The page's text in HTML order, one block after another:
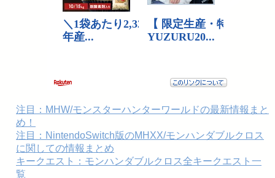
注目：MHW/モンスターハンターワールドの最新情報まと
め！
注目：NintendoSwitch版のMHXX/モンハンダブルクロス
に関しての情報まとめ
キークエスト：モンハンダブルクロス全キークエスト一
覧